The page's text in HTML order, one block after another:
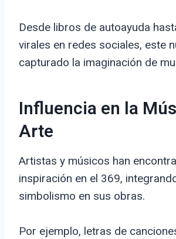
Desde libros de autoayuda
virales en redes sociales, este
capturado la imaginación de
Influencia en la
Arte
Artistas y músicos han
inspiración en el 369,
simbolismo en sus obras.
Por ejemplo, letras de